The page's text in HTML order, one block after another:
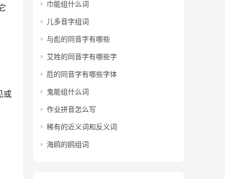
或
巾能组什么词
儿多音字组词
与彪的同音字有哪些
艾姓的同音字有哪些字
卮的同音字有哪些字体
鬼能组什么词
作业拼音怎么写
稀有的近义词和反义词
海鸥的鸥组词